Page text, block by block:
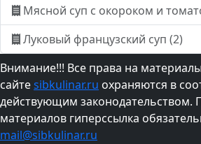
Мясной суп с окороком и
Луковый французский суп (2)
Внимание!!! Все права на
сайтеsibkulinar.ru охраняются в
действующим законодательством.
материалов гиперссылка
mail@sibkulinar.ru